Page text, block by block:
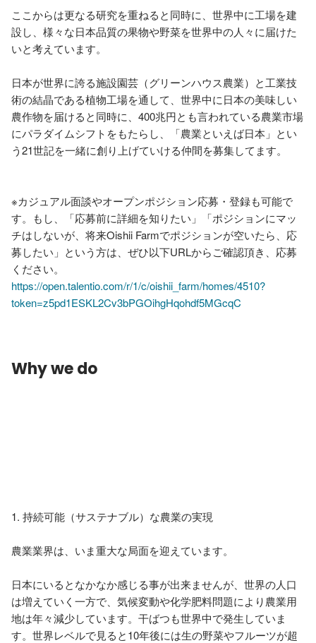
ここからは更なる研究を重ねると同時に、世界中に工場を建
設し、様々な日本品質の果物や野菜を世界中の人々に届けた
いと考えています。
日本が世界に誇る施設園芸（グリーンハウス農業）と工業技
術の結晶である植物工場を通して、世界中に日本の美味しい
農作物を届けると同時に、400兆円とも言われている農業市場
にパラダイムシフトをもたらし、「農業といえば日本」とい
う21世記を一緒に創り上げていける仲間を募集してます。
※カジュアル面談やオープンポジション応募・登録も可能で
す。もし、「応募前に詳細を知りたい」「ポジションにマッ
チはしないが、将来Oishii Farmでポジションが空いたら、応
募したい」という方は、ぜひ以下URLからご確認頂き、応募
https://open.talentio.com/r/1/c/oishii_farm/homes/4510?
token=z5pd1ESKL2Cv3bPGOihgHqohdf5MGcqC
Why we do
1. 持続可能（サステナブル）な農業の実現
農業業界は、いま重大な局面を迎えています。
日本にいるとなかなか感じる事が出来ませんが、世界の人口
は増えていく一方で、気候変動や化学肥料問題により農業用
地は年々減少しています。干ばつも世界中で発生していま
す。世界レベルで見ると10年後には生の野菜やフルーツが超